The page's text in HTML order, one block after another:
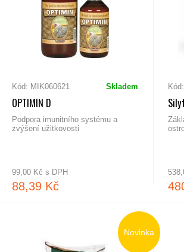
Kód: MIK060621 Skladem
OPTIMIN D
Podpora imunitního systému a
zvýšení užitkovosti
99,00 Kč s DPH
88,39 Kč
Novinka